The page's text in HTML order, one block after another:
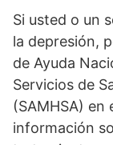
Si usted o un
la depresión,
de Ayuda
Servicios de
(SAMHSA)
información